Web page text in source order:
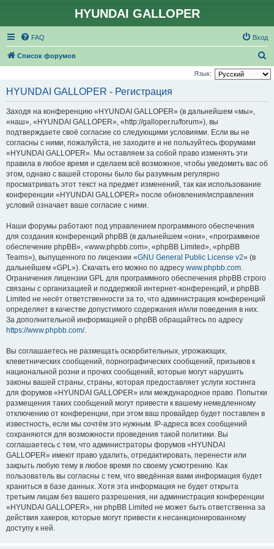
HYUNDAI GALLOPER
FAQ Вход
Список форумов
о
Язык:
HYUNDAI GALLOPER - Регистрация
Заходя на конференцию «HYUNDAI GALLOPER» (в дальнейшем «мы»,
«наш», «HYUNDAI GALLOPER», «http://galloper.ru/forum»), вы
подтверждаете своё согласие со следующими условиями. Если вы не
согласны с ними, пожалуйста, не заходите и не пользуйтесь форумами
«HYUNDAI GALLOPER». Мы оставляем за собой право изменять эти
правила в любое время и сделаем всё возможное, чтобы уведомить вас об
этом, однако с вашей стороны было бы разумным регулярно
просматривать этот текст на предмет изменений, так как использование
конференции «HYUNDAI GALLOPER» после обновления/исправления
условий означает ваше согласие с ними.
Наши форумы работают под управлением программного обеспечения
для создания конференций phpBB (в дальнейшем «они», «программное
обеспечение phpBB», «www.phpbb.com», «phpBB Limited», «phpBB
Teams»), выпущенного по лицензии «GNU General Public License v2» (в
дальнейшем «GPL»). Скачать его можно по адресу www.phpbb.com.
Ограничения лицензии GPL для программного обеспечения phpBB строго
связаны с организацией и поддержкой интернет-конференций, и phpBB
Limited не несёт ответственности за то, что администрация конференций
определяет в качестве допустимого содержания и/или поведения в них.
За дополнительной информацией о phpBB обращайтесь по адресу
https://www.phpbb.com/.
Вы соглашаетесь не размещать оскорбительных, угрожающих,
клеветнических сообщений, порнографических сообщений, призывов к
национальной розни и прочих сообщений, которые могут нарушить
законы вашей страны, страны, которая предоставляет услуги хостинга
для форумов «HYUNDAI GALLOPER» или международное право. Попытки
размещения таких сообщений могут привести к вашему немедленному
отключению от конференции, при этом ваш провайдер будет поставлен в
известность, если мы сочтём это нужным. IP-адреса всех сообщений
сохраняются для возможности проведения такой политики. Вы
соглашаетесь с тем, что администраторы форумов «HYUNDAI
GALLOPER» имеют право удалить, отредактировать, перенести или
закрыть любую тему в любое время по своему усмотрению. Как
пользователь вы согласны с тем, что введённая вами информация будет
храниться в базе данных. Хотя эта информация не будет открыта
третьим лицам без вашего разрешения, ни администрация конференции
«HYUNDAI GALLOPER», ни phpBB Limited не может быть ответственна за
действия хакеров, которые могут привести к несанкционированному
доступу к ней.